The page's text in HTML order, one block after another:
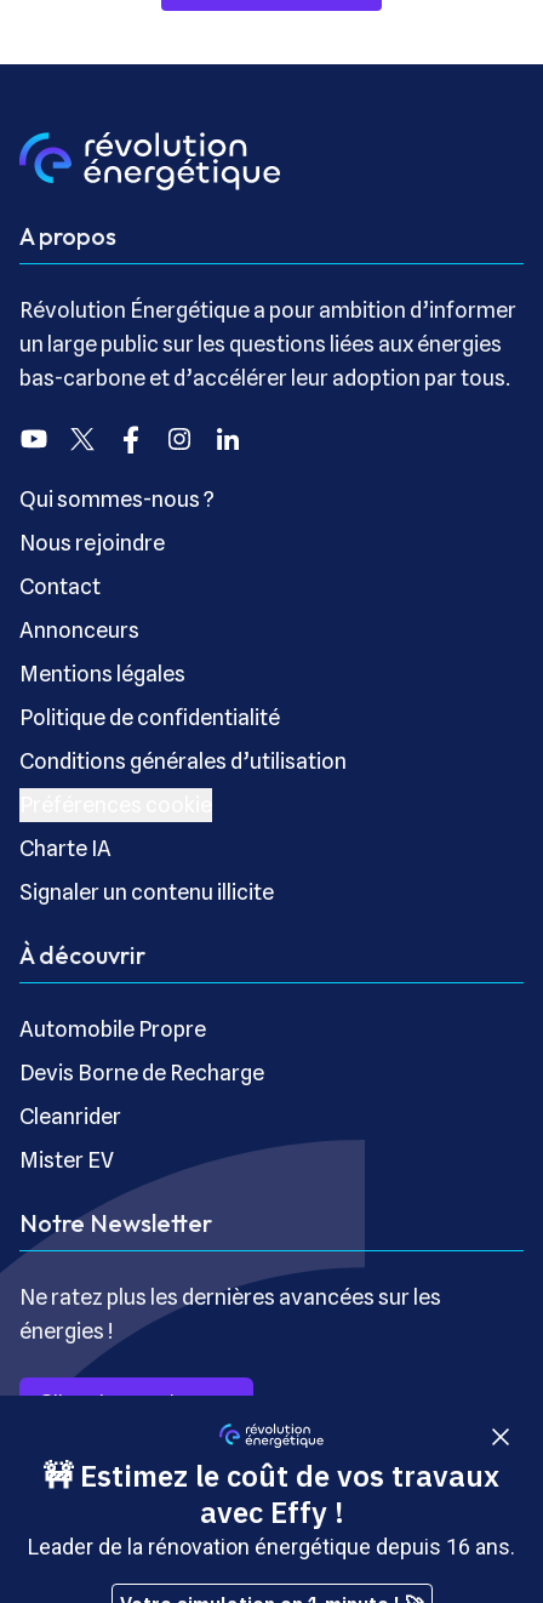
A propos
Révolution Énergétique a pour ambition d’informer
un large public sur les questions liées aux énergies
bas-carbone et d’accélérer leur adoption par tous.
YoutubeTwitter FacebookInstagramLinkedin
Qui sommes-nous ?
Nous rejoindre
Contact
Annonceurs
Mentions légales
Politique de confidentialité
Conditions générales d’utilisation
Charte IA
Signaler un contenu illicite
À découvrir
Automobile Propre
Devis Borne de Recharge
Cleanrider
Mister EV
Notre Newsletter
Ne ratez plus les dernières avancées sur les
énergies !
S’inscrire gratuitement
Copyright © Révolution Énergétique - Tous droits réservés
- Site édité par Saabre SAS, une société du groupe
Brakson